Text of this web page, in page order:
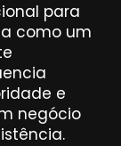
para
como um
e
negócio